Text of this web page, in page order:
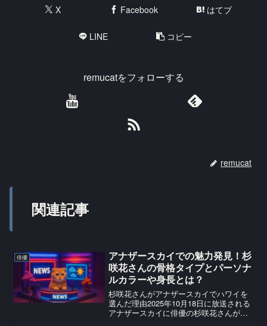
X Facebook はてブ
LINE コピー
remucatをフォローする
remucat
関連記事
俳優
アナザースカイでの魅力発見！杉
咲花さんの骨格タイプとパーソナ
ルカラーや身長とは？
杉咲花さんがアナザースカイでハワイを
選んだ理由2025年10月18日に放送される
アナザースカイに俳優の杉咲花さんが出